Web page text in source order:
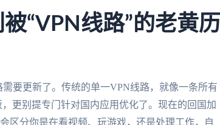
“VPN线路”的老黄历
要更新了。传统的单一VPN线路，就像一条所有
更别提专门针对国内应用优化了。现在的回国加
区分你是在看视频、玩游戏，还是处理工作，自